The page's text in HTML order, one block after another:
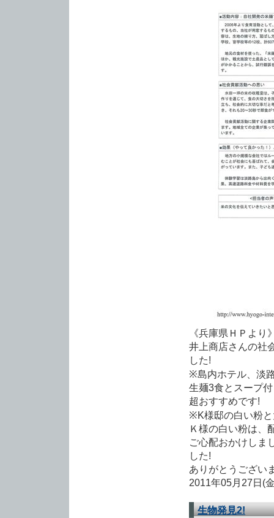
《兵庫県ＨＰより
井上商店さんの社
した!
※島内ホテル、淡
生麺3食とスープ
超おすすめです!
※K様邸の白い粉
Ｋ様の白い粉は、
ご心配おかけしま
した!
ありがとうござい
2011年05月27日(
生物発見2!